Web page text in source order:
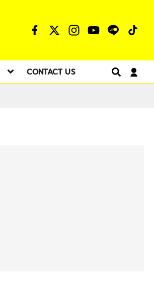
CONTACT US